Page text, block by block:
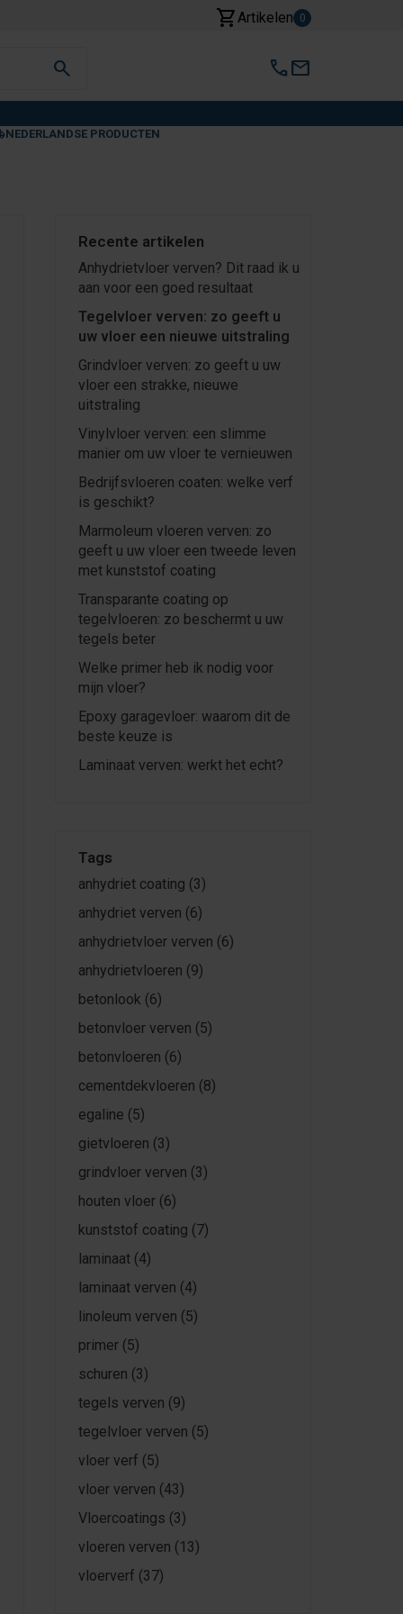
shopping_cartArtikelen 0
search callmail
NEDERLANDSE PRODUCTEN
Recente artikelen
Anhydrietvloer verven? Dit raad ik u
aan voor een goed resultaat
Tegelvloer verven: zo geeft u
uw vloer een nieuwe uitstraling
Grindvloer verven: zo geeft u uw
vloer een strakke, nieuwe
uitstraling
Vinylvloer verven: een slimme
manier om uw vloer te vernieuwen
Bedrijfsvloeren coaten: welke verf
is geschikt?
Marmoleum vloeren verven: zo
geeft u uw vloer een tweede leven
met kunststof coating
Transparante coating op
tegelvloeren: zo beschermt u uw
tegels beter
Welke primer heb ik nodig voor
mijn vloer?
Epoxy garagevloer: waarom dit de
beste keuze is
Laminaat verven: werkt het echt?
Tags
anhydriet coating (3)
anhydriet verven (6)
anhydrietvloer verven (6)
anhydrietvloeren (9)
betonlook (6)
betonvloer verven (5)
betonvloeren (6)
cementdekvloeren (8)
egaline (5)
gietvloeren (3)
grindvloer verven (3)
houten vloer (6)
kunststof coating (7)
laminaat (4)
laminaat verven (4)
linoleum verven (5)
primer (5)
schuren (3)
tegels verven (9)
tegelvloer verven (5)
vloer verf (5)
vloer verven (43)
Vloercoatings (3)
vloeren verven (13)
vloerverf (37)